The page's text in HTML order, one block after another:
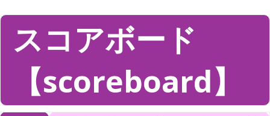
スコアボード
【scoreboard】